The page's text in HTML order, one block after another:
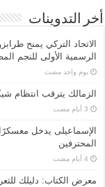
أخر التدوينات
الاتحاد التركي يمنح
الرسمية الأولى للنجم
‏يوم واحد مضت
الزمالك يترقب انتظام
الإسماعیلی یدخل معسكرًا
المحترفين
معرض الكتاب: دليلك